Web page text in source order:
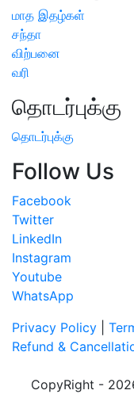
மாத இதழ்கள்
சந்தா
விற்பனை
வரி
தொடர்புக்கு
தொடர்புக்கு
Follow Us
Facebook
Twitter
LinkedIn
Instagram
Youtube
WhatsApp
Privacy Policy
Refund &
CopyRight -